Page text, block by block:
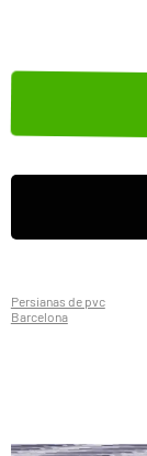
Persianas de pvc
Barcelona